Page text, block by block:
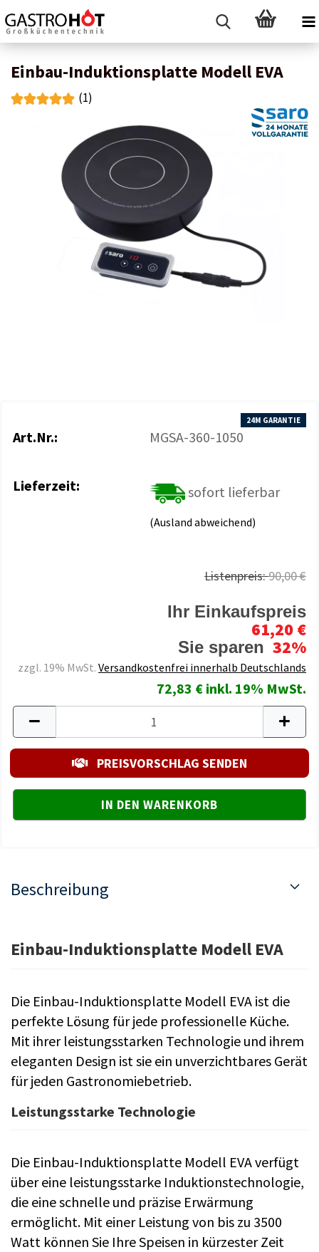
Einbau-Induktionsplatte Modell EVA
(1)
24M GARANTIE
Art.Nr.: MGSA-360-1050
Lieferzeit: sofort lieferbar
(Ausland abweichend)
Listenpreis:90,00 €
Ihr Einkaufspreis
61,20 €
Sie sparen 32%
zzgl. 19% MwSt. Versandkostenfrei innerhalb Deutschlands
72,83 € inkl. 19% MwSt.
PREISVORSCHLAG SENDEN
Beschreibung
Einbau-Induktionsplatte Modell EVA
Die Einbau-Induktionsplatte Modell EVA ist die
perfekte Lösung für jede professionelle Küche.
Mit ihrer leistungsstarken Technologie und ihrem
eleganten Design ist sie ein unverzichtbares Gerät
für jeden Gastronomiebetrieb.
Leistungsstarke Technologie
Die Einbau-Induktionsplatte Modell EVA verfügt
über eine leistungsstarke Induktionstechnologie,
die eine schnelle und präzise Erwärmung
ermöglicht. Mit einer Leistung von bis zu 3500
Watt können Sie Ihre Speisen in kürzester Zeit